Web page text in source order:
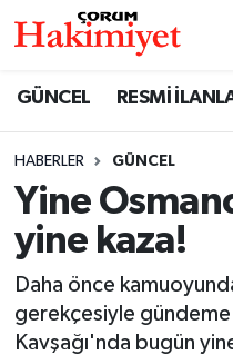
GÜNCEL RESMİ
HABERLER GÜNCEL
Yine
yine kaza!
Daha önce kamuoyunda
gerekçesiyle gündeme
Kavşağı'nda bugün
SAĞLIK
ASAYİŞ
EKONOMİ
Nöbetçi Eczaneler
Çorum Namaz
Trafik Durumu
Süper Lig Puan